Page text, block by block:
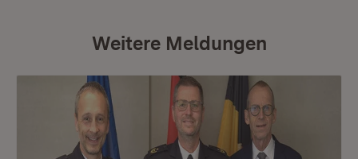
Weitere Meldungen